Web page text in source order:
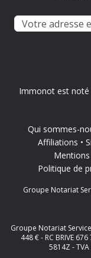
Immonot est noté
Qui sommes-
Affiliations
Politique de
Groupe Notariat
Groupe Notariat
448 € - RC BRIVE
5814Z -